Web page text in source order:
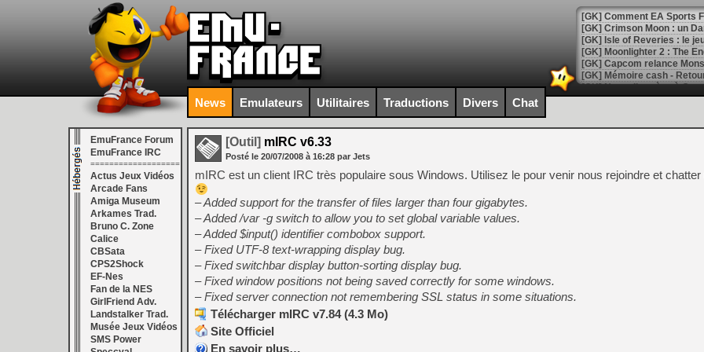
[GK] Comment EA Sports
[GK] Crimson Moon : un
[GK] Isle of Reveries : le
[GK] Moonlighter 2 : The
[GK] Capcom relance
[Mo5] Deux inédits du
[GK] Le beat'em up The
[GK] Endless Legend 2 :
[LS] [PS5] Le WebKit
[GK] Oubliez Crazy Taxi,
[LS] [Switch] NSZ 5.0.0
[GK] No More Room in
[GK] Un chatbot Atelier
[GK] Mémoire cash -
News Emulateurs Utilitaires Traductions Divers Chat
EmuFrance Forum
EmuFrance IRC
===================
Actus Jeux Vidéos
Arcade Fans
Amiga Museum
Arkames Trad.
Bruno C. Zone
Calice
CBSata
CPS2Shock
EF-Nes
Fan de la NES
GirlFriend Adv.
Landstalker Trad.
Musée Jeux Vidéos
SMS Power
[Outil] mIRC v6.33
Posté le 20/07/2008 à 16:28 par Jets
mIRC est un client IRC très populaire sous Windows. Utilisez le pour venir nous rejoindre et chatter
– Added support for the transfer of files larger than four gigabytes.
– Added /var -g switch to allow you to set global variable values.
– Added $input() identifier combobox support.
– Fixed UTF-8 text-wrapping display bug.
– Fixed switchbar display button-sorting display bug.
– Fixed window positions not being saved correctly for some windows.
– Fixed server connection not remembering SSL status in some situations.
Télécharger mIRC v7.84 (4.3 Mo)
Site Officiel
En savoir plus…